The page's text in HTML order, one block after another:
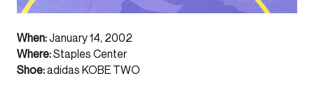
When:January 14, 2002
Where:Staples Center
Shoe:adidas KOBE TWO